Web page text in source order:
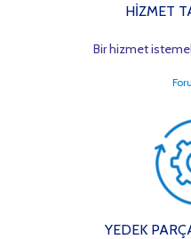
HİZMET
Bir hizmet
YEDEK